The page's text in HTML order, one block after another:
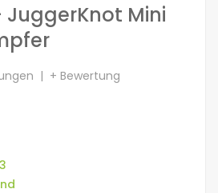
JuggerKnot Mini
+ Bewertung